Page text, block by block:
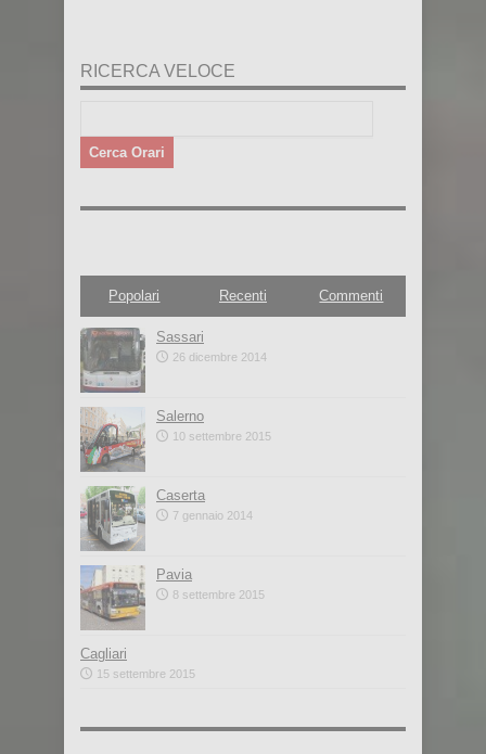
RICERCA VELOCE
Popolari Recenti Commenti
Sassari
26 dicembre 2014
Salerno
10 settembre 2015
Caserta
7 gennaio 2014
Pavia
8 settembre 2015
Cagliari
15 settembre 2015